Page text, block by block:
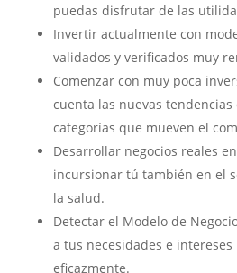
puedas disfrutar de las
Invertir actualmente con
validados y verificados muy
Comenzar con muy poca
cuenta las nuevas tendencias
categorías que mueven el
Desarrollar negocios reales
incursionar tú también en el
la salud.
Detectar el Modelo de
a tus necesidades e
eficazmente.